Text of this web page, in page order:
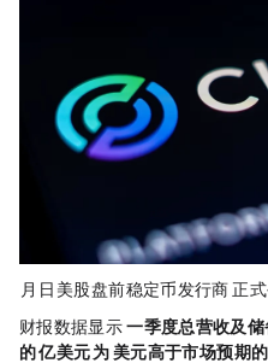
5 月 11 日美股盘前，稳定币发行商 Circle
财报数据显示，Circle 一季度总营收及
的 7.15 亿美元；EPS 为 0.21 美元，高于市场预期的